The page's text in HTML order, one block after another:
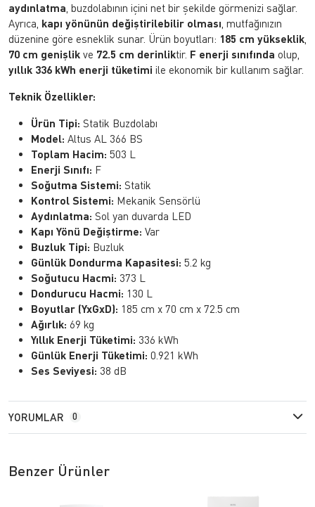
aydınlatma , buzdolabının içini net bir şekilde görmenizi sağlar.
Ayrıca, kapı yönünün değiştirilebilir olması , mutfağınızın
düzenine göre esneklik sunar. Ürün boyutları: 185 cm yükseklik
70 cm genişlik ve 72.5 cm derinliktir. F enerji sınıfında olup,
yıllık 336 kWh enerji tüketimi ile ekonomik bir kullanım sağlar.
Teknik Özellikler:
Ürün Tipi: Statik Buzdolabı
Model: Altus AL 366 BS
Toplam Hacim: 503 L
Enerji Sınıfı: F
Soğutma Sistemi: Statik
Kontrol Sistemi: Mekanik Sensörlü
Aydınlatma: Sol yan duvarda LED
Kapı Yönü Değiştirme: Var
Buzluk Tipi: Buzluk
Günlük Dondurma Kapasitesi: 5.2 kg
Soğutucu Hacmi: 373 L
Dondurucu Hacmi: 130 L
Boyutlar (YxGxD): 185 cm x 70 cm x 72.5 cm
Ağırlık: 69 kg
Yıllık Enerji Tüketimi: 336 kWh
Günlük Enerji Tüketimi: 0.921 kWh
Ses Seviyesi: 38 dB
YORUMLAR 0
Benzer Ürünler